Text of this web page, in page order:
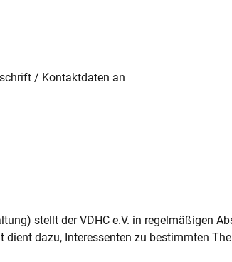
/ Kontaktdaten an
stellt der VDHC e.V. in regelmäßigen
dazu, Interessenten zu bestimmten